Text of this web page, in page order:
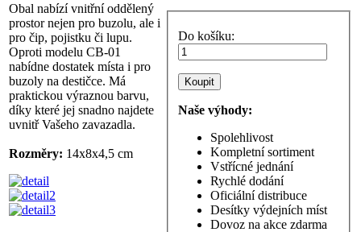
Obal nabízí vnitřní oddělený
prostor nejen pro buzolu, ale i
pro čip, pojistku či lupu.
Oproti modelu CB-01
nabídne dostatek místa i pro
buzoly na destičce. Má
praktickou výraznou barvu,
díky které jej snadno najdete
uvnitř Vašeho zavazadla.
Rozměry: 14x8x4,5 cm
Do košíku:
Naše výhody:
Spolehlivost
Kompletní sortiment
Vstřícné jednání
Rychlé dodání
Oficiální distribuce
Desítky výdejních míst
Dovoz na akce zdarma